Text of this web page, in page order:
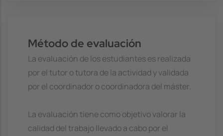
Método de evaluación
La evaluación de los estudiantes es realizada
por el tutor o tutora de la actividad y validada
por el coordinador o coordinadora del máster.
La evaluación tiene como objetivo valorar la
calidad del trabajo llevado a cabo por el